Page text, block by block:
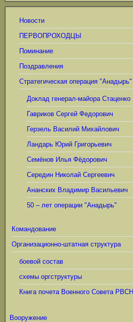
Новости
ПЕРВОПРОХОДЦЫ
Поминание
Поздравления
Стратегическая операция "Анадырь"
Доклад генерал-майора Стаценко
Гавриков Сергей Федорович
Герзель Василий Михайлович
Ландарь Юрий Григорьевич
Семёнов Илья Фёдорович
Середин Николай Сергеевич
Ананских Владимир Васильевич
50 – лет операции "Анадырь"
Командование
Организационно-штатная структура
боевой состав
схемы оргструктуры
Книга почета Военного Совета РВСН
Вооружение